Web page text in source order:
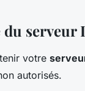
serveur
votre
autorisés.